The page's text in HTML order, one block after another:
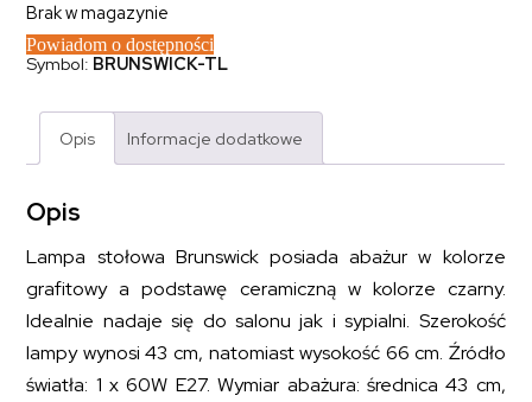
Brak w magazynie
Powiadom o dostępności
Symbol: BRUNSWICK-TL
Opis Informacje dodatkowe
Opis
Lampa stołowa Brunswick posiada abażur w kolorze
grafitowy a podstawę ceramiczną w kolorze czarny.
Idealnie nadaje się do salonu jak i sypialni. Szerokość
lampy wynosi 43 cm, natomiast wysokość 66 cm. Źródło
światła: 1 x 60W E27. Wymiar abażura: średnica 43 cm,